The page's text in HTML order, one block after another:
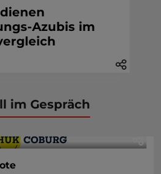
Azubis im
im Gespräch